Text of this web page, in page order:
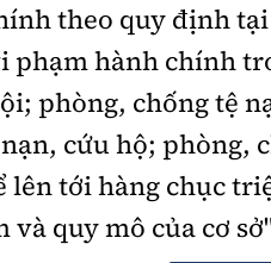
theo quy định
phạm hành chính
phòng, chống tệ
cứu hộ; phòng,
lên tới hàng chục
quy mô của cơ